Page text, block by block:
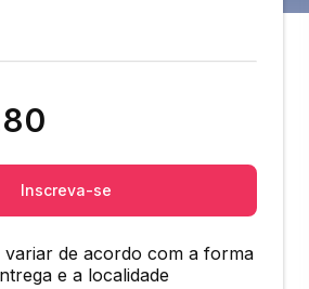
Inscreva-se
variar de acordo com a forma
e a localidade